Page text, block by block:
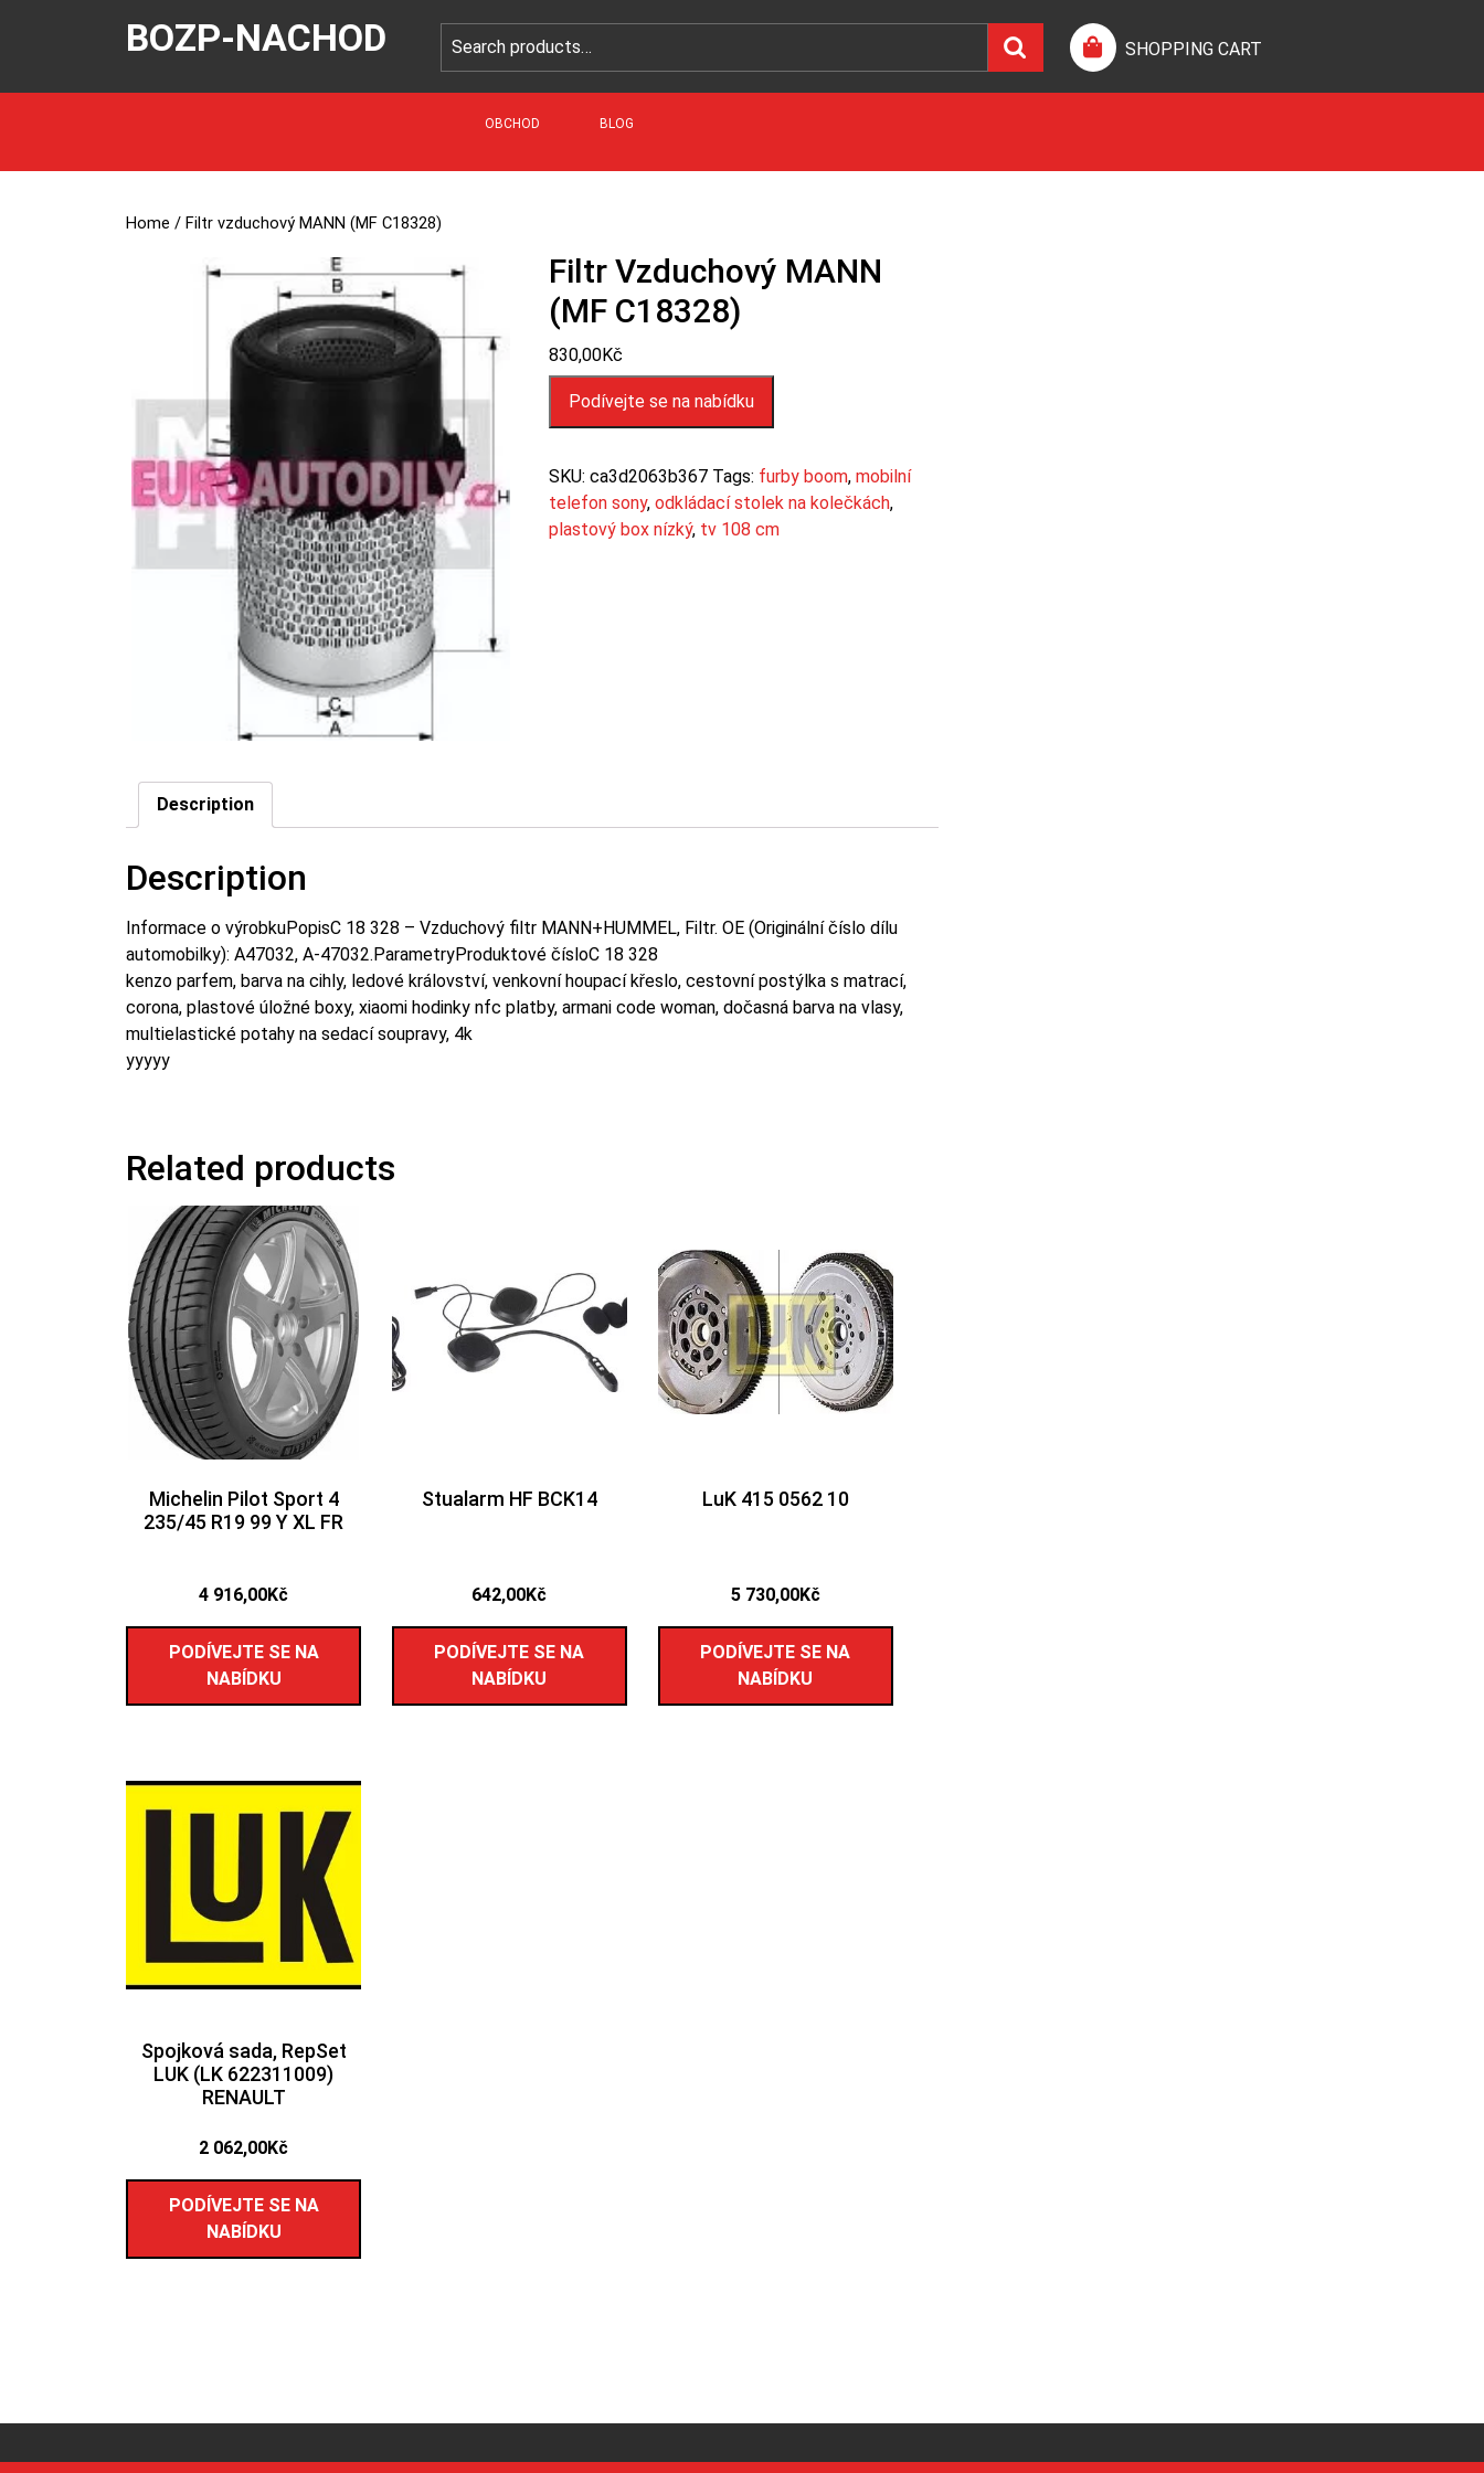
BOZP-NACHOD SHOPPING CART
OBCHOD BLOG
Home / Filtr vzduchový MANN (MF C18328)
Filtr Vzduchový MANN
(MF C18328)
830,00Kč
Podívejte se na nabídku
SKU: ca3d2063b367 Tags: furby boom, mobilní
telefon sony, odkládací stolek na kolečkách,
plastový box nízký, tv 108 cm
Description
Description
Informace o výrobkuPopisC 18 328 – Vzduchový filtr MANN+HUMMEL, Filtr. OE (Originální číslo dílu
automobilky): A47032, A-47032.ParametryProduktové čísloC 18 328
kenzo parfem, barva na cihly, ledové království, venkovní houpací křeslo, cestovní postýlka s matrací,
corona, plastové úložné boxy, xiaomi hodinky nfc platby, armani code woman, dočasná barva na vlasy,
multielastické potahy na sedací soupravy, 4k
yyyyy
Related products
Michelin Pilot Sport 4
235/45 R19 99 Y XL FR
4 916,00Kč
PODÍVEJTE SE NA
NABÍDKU
Stualarm HF BCK14
642,00Kč
PODÍVEJTE SE NA
NABÍDKU
LuK 415 0562 10
5 730,00Kč
PODÍVEJTE SE NA
NABÍDKU
Spojková sada, RepSet
LUK (LK 622311009)
RENAULT
2 062,00Kč
PODÍVEJTE SE NA
NABÍDKU